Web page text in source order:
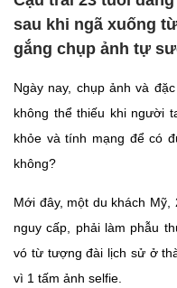
sau khi ngã xuống
gắng chụp ảnh tự
Ngày nay, chụp ảnh và
không thể thiếu khi người
khỏe và tính mạng để có
không?
Mới đây, một du khách
nguy cấp, phải làm phẫu
vó từ tượng đài lịch sử ở
vì 1 tấm ảnh selfie.